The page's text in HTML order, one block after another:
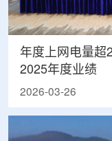
年度上网电量超
2025年度业绩
2026-03-26